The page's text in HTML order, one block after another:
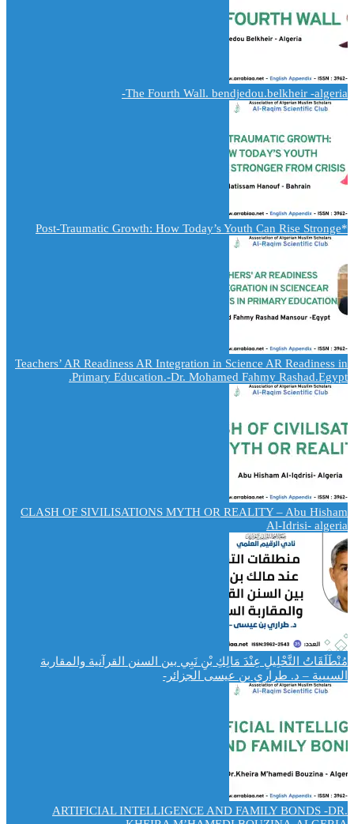
The Fourth Wall. bendjedou.belkheir -algeria-
*Post-Traumatic Growth: How Today’s Youth Can Rise Stronge
Teachers’ AR Readiness AR Integration in Science AR Readiness in
Primary Education.-Dr. Mohamed Fahmy Rashad.Egypt.
CLASH OF SIVILISATIONS MYTH OR REALITY – Abu Hisham
Al-Idrisi- algeria
مُنْطَلَقَاتُ التَّحْلِيلِ عِنْدَ مَالِكِ بْنِ نَبِي بين السنن القرآنية والمقاربة
السببية – د. طراري بن عيسى الجزائر-
ARTIFICIAL INTELLIGENCE AND FAMILY BONDS -DR.